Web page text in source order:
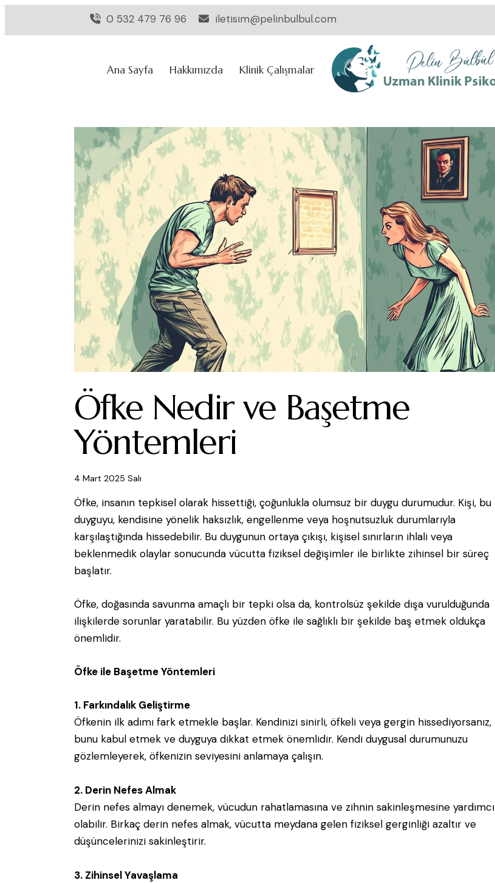
0 532 479 76 96 iletisim@pelinbulbul.com
Ana Sayfa Hakkımızda Klinik Çalışmalar
Öfke Nedir ve Başetme
Yöntemleri
4 Mart 2025 Salı
Öfke, insanın tepkisel olarak hissettiği, çoğunlukla olumsuz bir duygu durumudur. Kişi, bu
duyguyu, kendisine yönelik haksızlık, engellenme veya hoşnutsuzluk durumlarıyla
karşılaştığında hissedebilir. Bu duygunun ortaya çıkışı, kişisel sınırların ihlali veya
beklenmedik olaylar sonucunda vücutta fiziksel değişimler ile birlikte zihinsel bir süreç
başlatır.
Öfke, doğasında savunma amaçlı bir tepki olsa da, kontrolsüz şekilde dışa vurulduğunda
ilişkilerde sorunlar yaratabilir. Bu yüzden öfke ile sağlıklı bir şekilde baş etmek oldukça
önemlidir.
Öfke ile Başetme Yöntemleri
1. Farkındalık Geliştirme
Öfkenin ilk adımı fark etmekle başlar. Kendinizi sinirli, öfkeli veya gergin hissediyorsanız,
bunu kabul etmek ve duyguya dikkat etmek önemlidir. Kendi duygusal durumunuzu
gözlemleyerek, öfkenizin seviyesini anlamaya çalışın.
2. Derin Nefes Almak
Derin nefes almayı denemek, vücudun rahatlamasına ve zihnin sakinleşmesine yardımcı
olabilir. Birkaç derin nefes almak, vücutta meydana gelen fiziksel gerginliği azaltır ve
düşüncelerinizi sakinleştirir.
3. Zihinsel Yavaşlama